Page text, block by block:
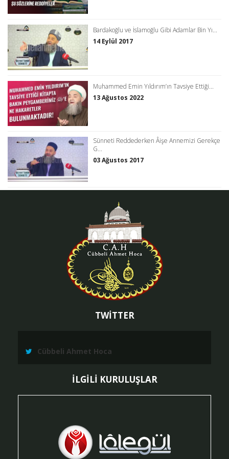
Bardakoğlu ve İslamoğlu Gibi Adamlar Bin Yı...
14 Eylül 2017
Muhammed Emin Yıldırım’ın Tavsiye Ettiği...
13 Ağustos 2022
Sünneti Reddederken Âişe Annemizi Gerekçe
G...
03 Ağustos 2017
TWİTTER
Cübbeli Ahmet Hoca
İLGİLİ KURULUŞLAR